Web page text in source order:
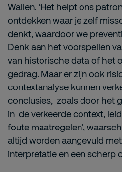
Wallen. ‘Het helpt ons
ontdekken waar je zelf
denkt, waardoor we
Denk aan het voorspellen
van historische data of het
gedrag. Maar er zijn ook
contextanalyse kunnen
conclusies, zoals door het
in de verkeerde context,
foute maatregelen’,
altijd worden aangevuld
interpretatie en een scherp